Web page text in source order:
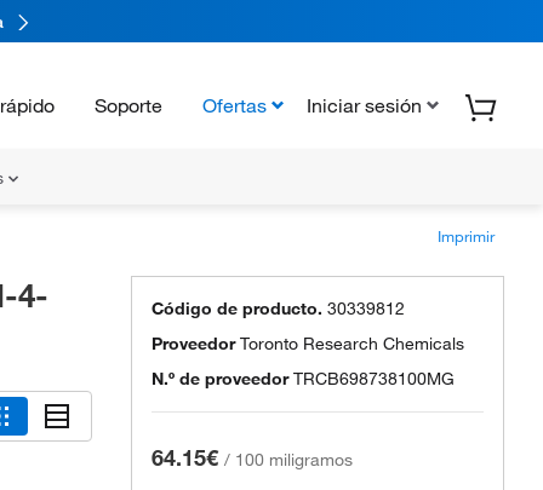
Soporte Ofertas Iniciar sesión
Imprimir
4- Código de producto. 30339812
ProveedorToronto Research Chemicals
N.º de proveedor TRCB698738100MG
64.15€ / 100 miligramos